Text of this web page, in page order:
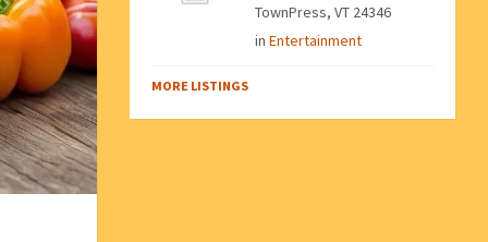
TownPress, VT 24346
inEntertainment
MORE LISTINGS